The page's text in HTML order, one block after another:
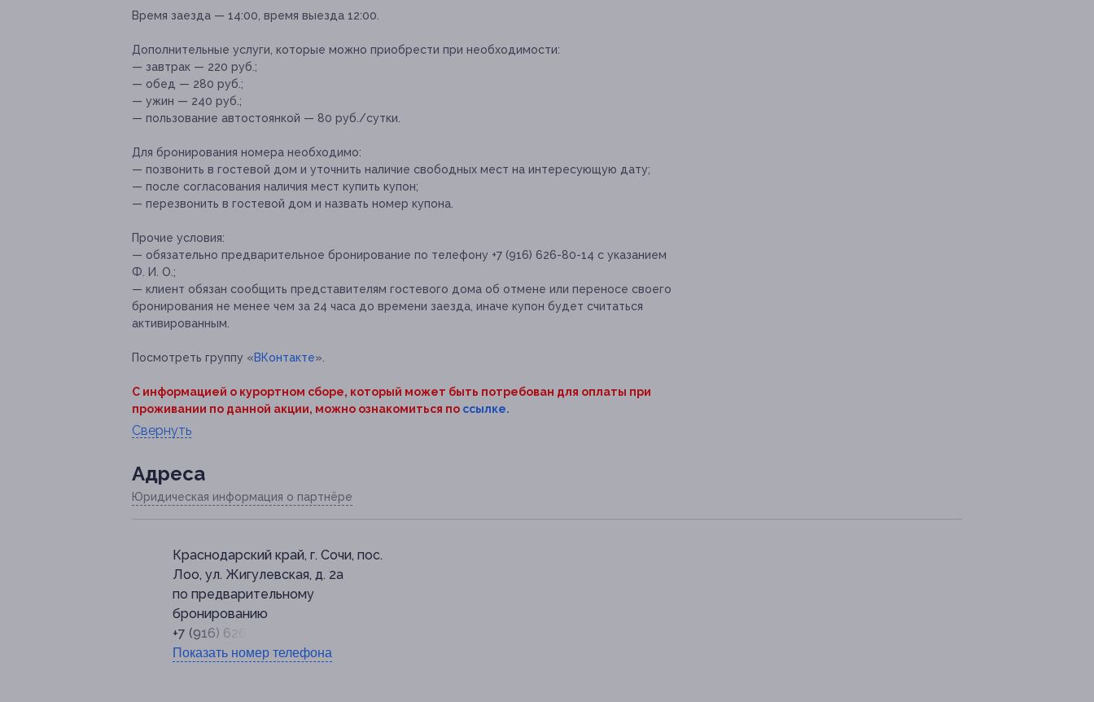
Время заезда — 14:00, время выезда 12:00.
Дополнительные услуги, которые можно приобрести при необходимости:
— завтрак — 220 руб.;
— обед — 280 руб.;
— ужин — 240 руб.;
— пользование автостоянкой — 80 руб./сутки.
Для бронирования номера необходимо:
— позвонить в гостевой дом и уточнить наличие свободных мест на интересующую дату;
— после согласования наличия мест купить купон;
— перезвонить в гостевой дом и назвать номер купона.
Прочие условия:
— обязательно предварительное бронирование по телефону +7 (916) 626-80-14 с указанием
Ф. И. О.;
— клиент обязан сообщить представителям гостевого дома об отмене или переносе своего
бронирования не менее чем за 24 часа до времени заезда, иначе купон будет считаться
активированным.
Посмотреть группу «ВКонтакте».
С информацией о курортном сборе, который может быть потребован для оплаты при
проживании по данной акции, можно ознакомиться по ссылке.
Свернуть
Адресa
Юридическая информация о партнёре
Краснодарский край, г. Сочи, пос.
Лоо, ул. Жигулевская, д. 2а
по предварительному
бронированию
+7 (916) 626-80-14
Показать номер телефона